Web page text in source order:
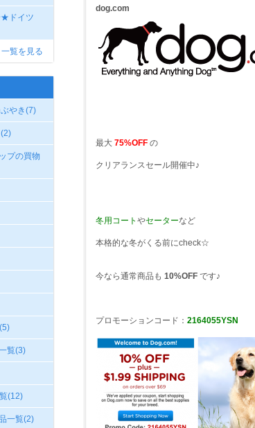
ドイツ
一覧を見る
やき(7)
(2)
プの買物
覧(3)
(12)
一覧(2)
dog.com
最大 75%OFF の
クリアランスセール開催中♪
冬用コート やセーターなど
本格的な冬がくる前にcheck☆
今なら通常商品も 10%OFFです♪
プロモーションコード： 2164055YSN